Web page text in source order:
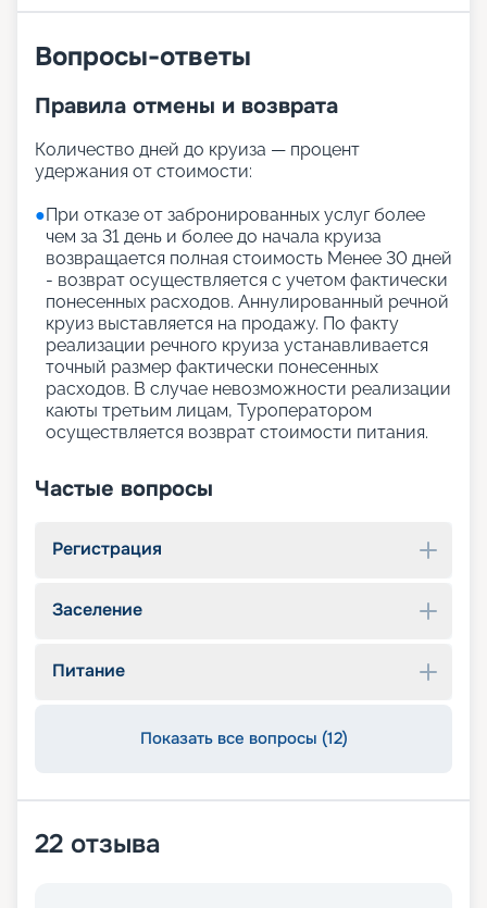
Вопросы-ответы
Правила отмены и возврата
Количество дней до круиза — процент
удержания от стоимости:
●При отказе от забронированных услуг более
чем за 31 день и более до начала круиза
возвращается полная стоимость Менее 30 дней
- возврат осуществляется с учетом фактически
понесенных расходов. Аннулированный речной
круиз выставляется на продажу. По факту
реализации речного круиза устанавливается
точный размер фактически понесенных
расходов. В случае невозможности реализации
каюты третьим лицам, Туроператором
осуществляется возврат стоимости питания.
Частые вопросы
Регистрация
Заселение
Питание
Показать все вопросы (12)
22 отзыва